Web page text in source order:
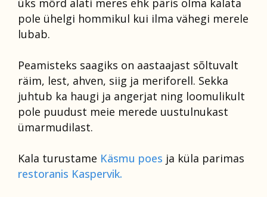
üks mõrd alati meres ehk päris olma kalata
pole ühelgi hommikul kui ilma vähegi merele
lubab.
Peamisteks saagiks on aastaajast sõltuvalt
räim, lest, ahven, siig ja meriforell. Sekka
juhtub ka haugi ja angerjat ning loomulikult
pole puudust meie merede uustulnukast
ümarmudilast.
Kala turustame Käsmu poes ja küla parimas
restoranis Kaspervik.